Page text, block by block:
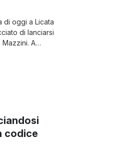
di oggi a Licata
di lanciarsi
A
codice